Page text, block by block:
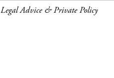
Legal Advice & Private Policy